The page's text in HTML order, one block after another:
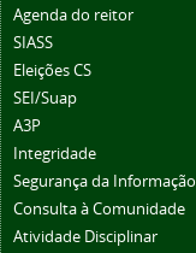
Agenda do reitor
SIASS
Eleições CS
SEI/Suap
A3P
Integridade
Segurança da Informação
Consulta à Comunidade
Atividade Disciplinar